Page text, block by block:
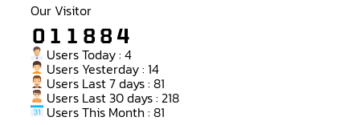
Our Visitor
Users Today : 4
Users Yesterday : 14
Users Last 7 days : 81
Users Last 30 days : 218
Users This Month : 81